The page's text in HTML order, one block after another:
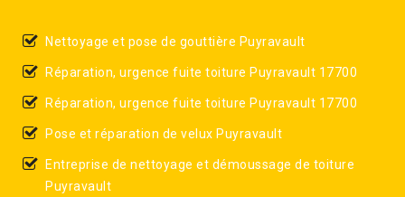
Nettoyage et pose de gouttière Puyravault
Réparation, urgence fuite toiture Puyravault 17700
Réparation, urgence fuite toiture Puyravault 17700
Pose et réparation de velux Puyravault
Entreprise de nettoyage et démoussage de toiture
Puyravault